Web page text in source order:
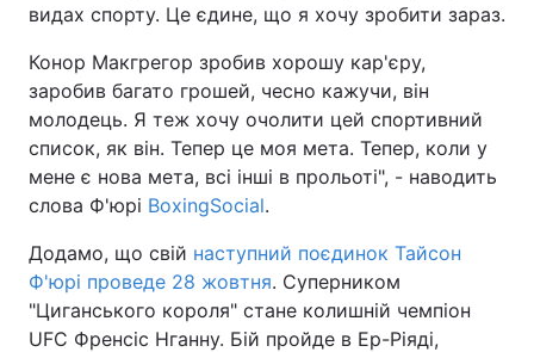
видах спорту. Це єдине, що я хочу зробити зараз.
Конор Макгрегор зробив хорошу кар'єру,
заробив багато грошей, чесно кажучи, він
молодець. Я теж хочу очолити цей спортивний
список, як він. Тепер це моя мета. Тепер, коли у
мене є нова мета, всі інші в прольоті", - наводить
слова Ф'юрі BoxingSocial.
Додамо, що свій наступний поєдинок Тайсон
Ф'юрі проведе 28 жовтня. Суперником
"Циганського короля" стане колишній чемпіон
UFC Френсіс Нганну. Бій пройде в Ер-Ріяді,